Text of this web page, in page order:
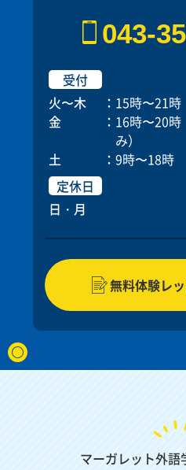
043-
受付
火〜木
15時〜21時
金
16時〜20時
み）
土
9時〜18時
定休日
日・月
無料体験レ
マーガレット外語
指導経験を積む。
2024年より当学院講師。
メッセージ
日本も日本の食べ物も大
も好きです。
一緒に楽しく英語を学び
す！
英語を指導。
分からない所は一緒に考
えられるようになっても
自分の言葉で世界と話そ
す。
プロフィール
アメリカの大学でコミュ
育法を学びました。日本
導経験を積んできました
しく明るい先生です。
メッセージ
私はどの生徒も出来るだ
きるチャンスを与えられ
す。
そうすれば、生徒たちは
いながら、レッスンの題
ようになります。
指導経験を積む。
2024年より当学院講師。
メッセージ
日本も日本の食べ物も大
も好きです。
一緒に楽しく英語を学び
す！
英語を指導。
分からない所は一緒に考
えられるようになっても
自分の言葉で世界と話そ
す。